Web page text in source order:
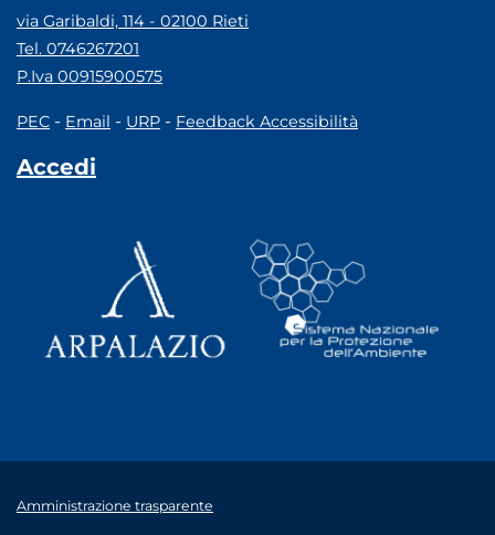
via Garibaldi, 114 - 02100 Rieti
Tel. 0746267201
P.Iva 00915900575
PEC - Email - URP - Feedback Accessibilità
Accedi
Amministrazione trasparente